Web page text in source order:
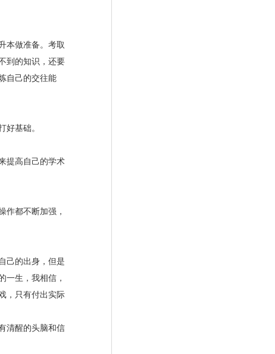
本做准备。考取
到的知识，还要
自己的交往能
基础。
提高自己的学术
都不断加强，
己的出身，但是
一生，我相信，
，只有付出实际
清醒的头脑和信